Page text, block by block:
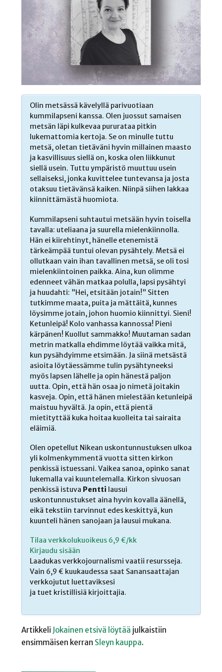
Olin metsässä kävelyllä parivuotiaan
kummilapseni kanssa. Olen juossut samaisen
metsän läpi kulkevaa pururataa pitkin
lukemattomia kertoja. Se on minulle tuttu
metsä, oletan tietäväni hyvin millainen maasto
ja kasvillisuus siellä on, koska olen liikkunut
siellä usein. Tuttu ympäristö muuttuu usein
sellaiseksi, jonka kuvittelee tuntevansa ja josta
otaksuu tietävänsä kaiken. Niinpä siihen lakkaa
kiinnittämästä huomiota.
Kummilapseni suhtautui metsään hyvin toisella
tavalla: uteliaana ja suurella mielenkiinnolla.
Hän ei kiirehtinyt, hänelle etenemistä
tärkeämpää tuntui olevan pysähtely. Metsä ei
ollutkaan vain ihan tavallinen metsä, se oli tosi
mielenkiintoinen paikka. Aina, kun olimme
edenneet vähän matkaa polulla, lapsi pysähtyi
ja huudahti: ”Hei, etsitään jotain!” Sitten
tutkimme maata, puita ja mättäitä, kunnes
löysimme jotain, johon huomio kiinnittyi. Sieni!
Ketunleipä! Kolo vanhassa kannossa! Pieni
kärpänen! Kuollut sammakko! Muutaman sadan
metrin matkalla ehdimme löytää vaikka mitä,
kun pysähdyimme etsimään. Ja siinä metsästä
asioita löytäessämme tulin pysähtyneeksi
myös lapsen lähelle ja opin hänestä paljon
uutta. Opin, että hän osaa jo nimetä joitakin
kasveja. Opin, että hänen mielestään ketunleipä
maistuu hyvältä. Ja opin, että pientä
mietityttää kuka hoitaa kuolleita tai sairaita
eläimiä.
Olen opetellut Nikean uskontunnustuksen ulkoa
yli kolmenkymmentä vuotta sitten kirkon
penkissä istuessani. Vaikea sanoa, opinko sanat
lukemalla vai kuuntelemalla. Kirkon sivuosan
penkissä istuva Pentti lausui
uskontunnustukset aina hyvin kovalla äänellä,
eikä tekstiin tarvinnut edes keskittyä, kun
kuunteli hänen sanojaan ja lausui mukana.
Tilaa verkkolukuoikeus 6,9 €/kk
Kirjaudu sisään
Laadukas verkkojournalismi vaatii resursseja.
Vain 6,9 € kuukaudessa saat Sanansaattajan
verkkojutut luettaviksesi
ja tuet kristillisiä kirjoittajia.
Artikkeli Jokainen etsivä löytää julkaistiin
ensimmäisen kerran Sleyn kauppa.